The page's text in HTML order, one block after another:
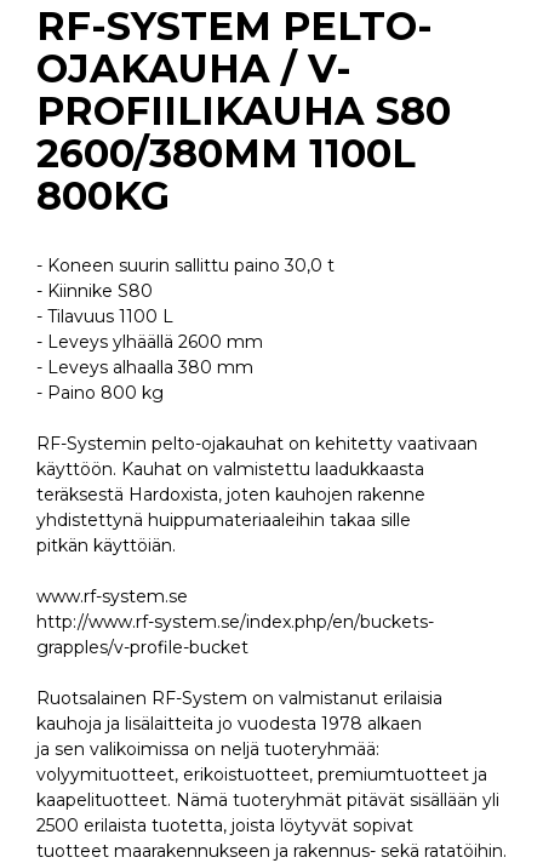
RF-SYSTEM PELTO-
OJAKAUHA / V-
PROFIILIKAUHA S80
2600/380MM 1100L
800KG
- Koneen suurin sallittu paino 30,0 t
- Kiinnike S80
- Tilavuus 1100 L
- Leveys ylhäällä 2600 mm
- Leveys alhaalla 380 mm
- Paino 800 kg
RF-Systemin pelto-ojakauhat on kehitetty vaativaan
käyttöön. Kauhat on valmistettu laadukkaasta
teräksestä Hardoxista, joten kauhojen rakenne
yhdistettynä huippumateriaaleihin takaa sille
pitkän käyttöiän.
www.rf-system.se
http://www.rf-system.se/index.php/en/buckets-
grapples/v-profile-bucket
Ruotsalainen RF-System on valmistanut erilaisia
kauhoja ja lisälaitteita jo vuodesta 1978 alkaen
ja sen valikoimissa on neljä tuoteryhmää:
volyymituotteet, erikoistuotteet, premiumtuotteet ja
kaapelituotteet. Nämä tuoteryhmät pitävät sisällään yli
2500 erilaista tuotetta, joista löytyvät sopivat
tuotteet maarakennukseen ja rakennus- sekä ratatöihin.